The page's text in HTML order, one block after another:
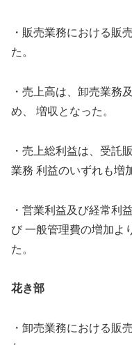
・販売業務における販
た。
・売上高は、卸売業務
め、 増収となった。
・売上総利益は、受託
業務 利益のいずれも増
・営業利益及び経常利
び 一般管理費の増加よ
た。
花き部
・卸売業務における販